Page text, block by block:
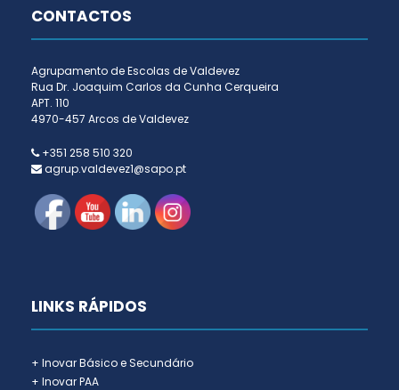
CONTACTOS
Agrupamento de Escolas de Valdevez
Rua Dr. Joaquim Carlos da Cunha Cerqueira
APT. 110
4970-457 Arcos de Valdevez
+351 258 510 320
agrup.valdevez1@sapo.pt
LINKS RÁPIDOS
+ Inovar Básico e Secundário
+ Inovar PAA